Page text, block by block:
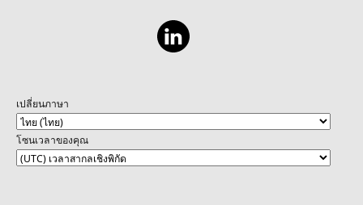
เปลี่ยนภาษา
โซนเวลาของคุณ